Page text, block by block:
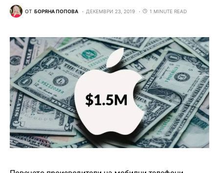
ОТ БОРЯНА ПОПОВА ДЕКЕМВРИ 23, 2019 1 MINUTE READ